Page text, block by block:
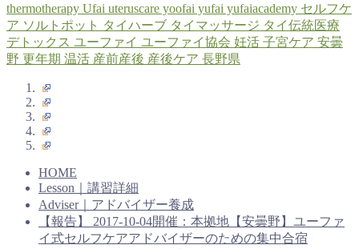
thermotherapy Ufai uteruscare yoofai yufai yufaiacademy セルフケ
ア ソルトポット タイハーブ タイマッサージ タイ伝統医療
デトックス ユーファイ ユーファイ協会 妊活 子宮ケア 安曇
野 更年期 温活 産前産後 産後ケア 長野県
HOME
Lesson｜講習詳細
Adviser｜アドバイザー養成
【報告】 2017-10-04開催：本拠地【安曇野】ユーファ
イ式セルフケアアドバイザーのための集中合宿